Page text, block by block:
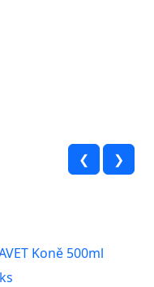
❮ ❯
Koně 500ml